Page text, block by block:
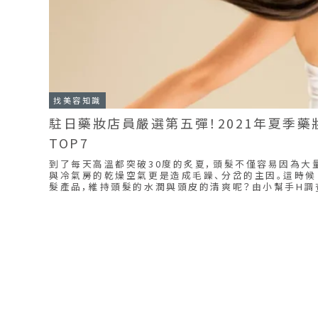
找美容知識
駐日藥妝店員嚴選第五彈！2021年夏季
TOP7
到了每天高溫都突破30度的炙夏，頭髮不僅容易因為大
與冷氣房的乾燥空氣更是造成毛躁、分岔的主因。這時
髮產品，維持頭髮的水潤與頭皮的清爽呢？由小幫手H